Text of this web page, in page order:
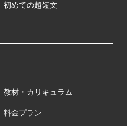
初めての超短文
教材・カリキュラム
料金プラン